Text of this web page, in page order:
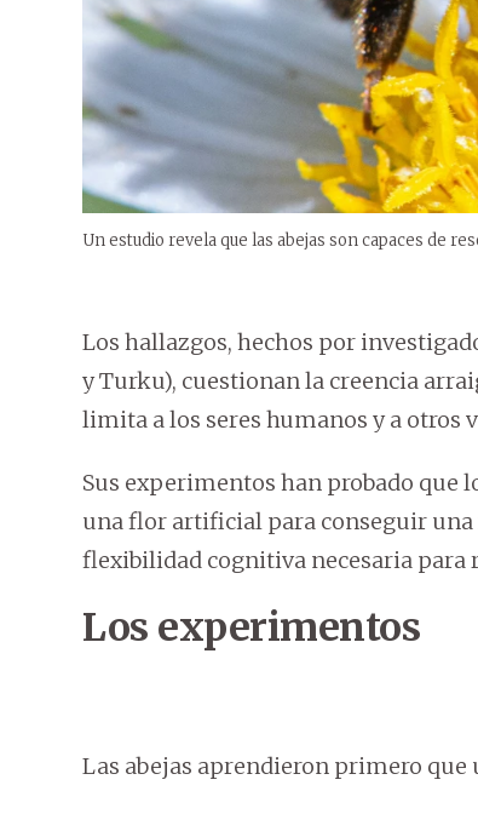
Un estudio revela que las abejas son capaces de
Los hallazgos, hechos por
y Turku), cuestionan la creencia
limita a los seres humanos y a otros
Sus experimentos han probado que
una flor artificial para conseguir una
flexibilidad cognitiva necesaria para
Los experimentos
Las abejas aprendieron primero